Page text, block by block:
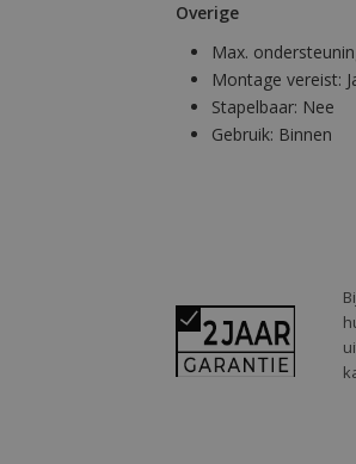
Overige
Max.
Montage vereist:
Stapelbaar: Nee
Gebruik: Binnen